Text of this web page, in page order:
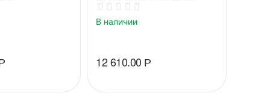
В наличии
12 610.00 Р